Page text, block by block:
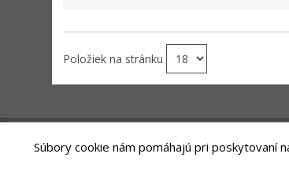
Položiek na stránku
Súbory cookie nám pomáhajú pri poskytovaní